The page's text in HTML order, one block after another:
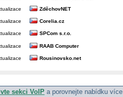
ZděchovNET
Corelia.cz
SPCom s.r.o.
RAAB Computer
Rousinovsko.net
sekci VoIP a porovnejte nabídku více